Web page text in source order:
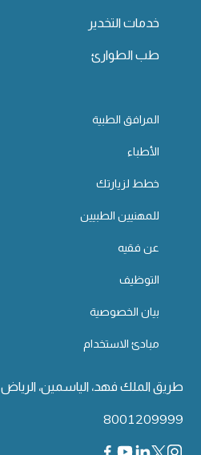
خدمات التخدير
طب الطوارئ
المرافق الطبية
الأطباء
خطط لزيارتك
للمهنيين الطبيين
عن فقيه
التوظيف
بيان الخصوصية
مبادئ الاستخدام
طريق الملك فهد، الياسمين، الرياض 11413
8001209999